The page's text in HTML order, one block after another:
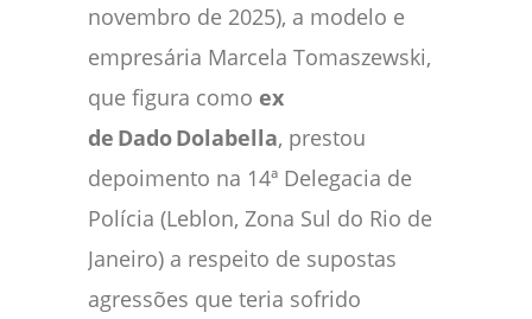
novembro de 2025), a modelo e
empresária Marcela Tomaszewski,
que figura como ex
de DadoDolabella, prestou
depoimento na 14ª Delegacia de
Polícia (Leblon, Zona Sul do Rio de
Janeiro) a respeito de supostas
agressões que teria sofrido